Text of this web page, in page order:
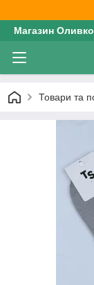
Магазин
Товари та